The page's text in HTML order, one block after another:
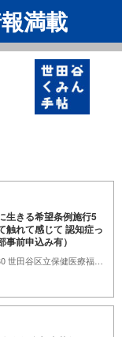
満載
きる希望条例施行5
触れて感じて 認知症っ
前申込み有）